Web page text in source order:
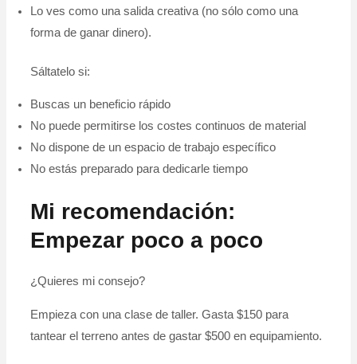
Lo ves como una salida creativa (no sólo como una
forma de ganar dinero).
Sáltatelo si:
Buscas un beneficio rápido
No puede permitirse los costes continuos de material
No dispone de un espacio de trabajo específico
No estás preparado para dedicarle tiempo
Mi recomendación:
Empezar poco a poco
¿Quieres mi consejo?
Empieza con una clase de taller. Gasta $150 para
tantear el terreno antes de gastar $500 en equipamiento.